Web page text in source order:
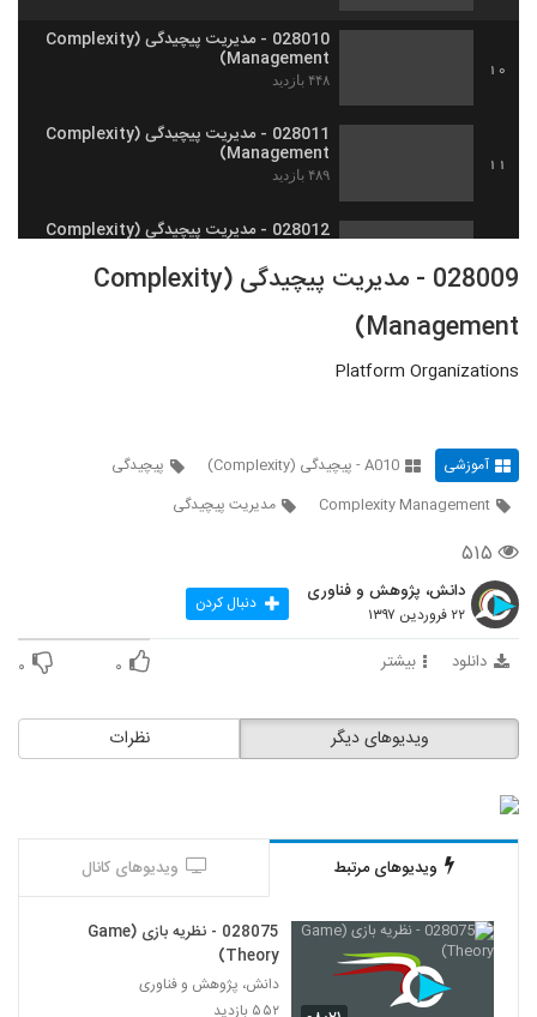
10
028010 - مدیریت پیچیدگی (Complexity
Management)
۴۴۸ بازدید
11
028011 - مدیریت پیچیدگی (Complexity
Management)
۴۸۹ بازدید
028012 - مدیریت پیچیدگی (Complexity
14
۵۲۶ بازدید
15
16
Theory)
۴۵۵ بازدید
19
028019 - نظریه پیچیدگی (Complexity
Theory)
۴۶۲ بازدید
028020 - نظریه پیچیدگی (Complexity
Theory)
028009 - مدیریت پیچیدگی (Complexity
Management)
Platform Organizations
آموزشی A010 - پیچیدگی (Complexity)
پیچیدگی
Complexity Management
مدیریت پیچیدگی
۵۱۵
دانش، پژوهش و فناوری
۲۲ فروردین ۱۳۹۷ دنبال کردن
دانلود بیشتر ۰ ۰
نظرات ویدیوهای دیگر
ویدیوهای مرتبط ویدیوهای کانال
028075 - نظریه بازی (Game
Theory)
دانش، پژوهش و فناوری
۵۵۲ بازدید